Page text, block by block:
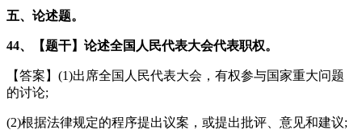
五、论述题。
44、【题干】论述全国人民代表大会代表职权。
【答案】(1)出席全国人民代表大会，有权参与国家重大问题
的讨论;
(2)根据法律规定的程序提出议案，或提出批评、意见和建议;